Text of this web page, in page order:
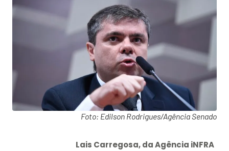
Foto: Edilson Rodrigues/Agência Senado
Lais Carregosa, da Agência iNFRA